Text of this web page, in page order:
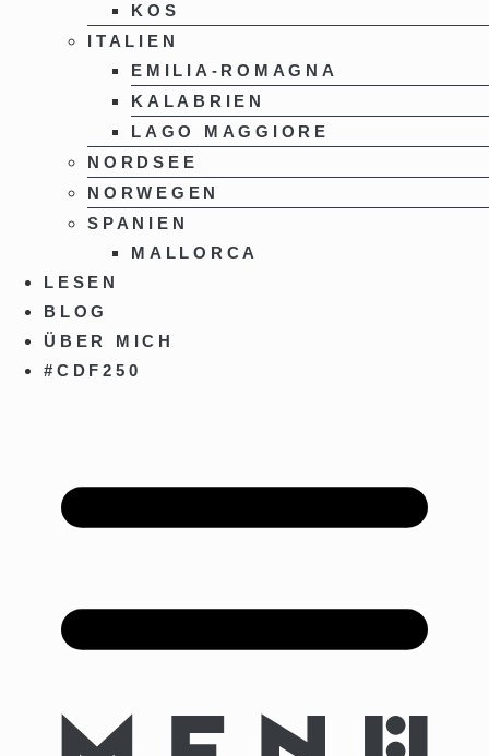
KOS
ITALIEN
EMILIA-ROMAGNA
KALABRIEN
LAGO MAGGIORE
NORDSEE
NORWEGEN
SPANIEN
MALLORCA
LESEN
BLOG
ÜBER MICH
#CDF250